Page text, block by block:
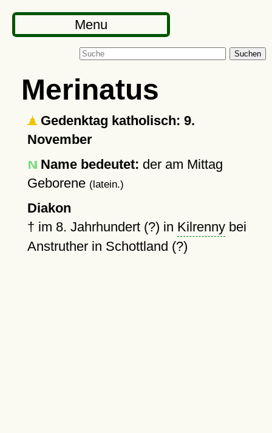
Menu
Suchen
Merinatus
Gedenktag katholisch: 9.
November
Name bedeutet: der am Mittag
Geborene (latein.)
Diakon
† im 8. Jahrhundert (?) in Kilrennybei
Anstruther in Schottland (?)